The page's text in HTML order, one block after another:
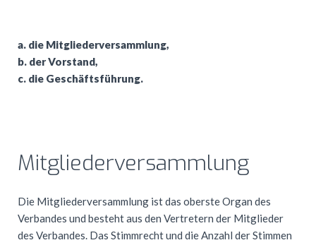
a. die Mitgliederversammlung,
b. der Vorstand,
c. die Geschäftsführung.
Mitgliederversammlung
Die Mitgliederversammlung ist das oberste Organ des
Verbandes und besteht aus den Vertretern der Mitglieder
des Verbandes. Das Stimmrecht und die Anzahl der Stimmen